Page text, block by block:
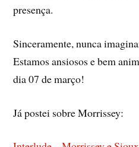
presença.
Sinceramente, nunca
Estamos ansiosos e bem
dia 07 de março!
Já postei sobre Morrissey: